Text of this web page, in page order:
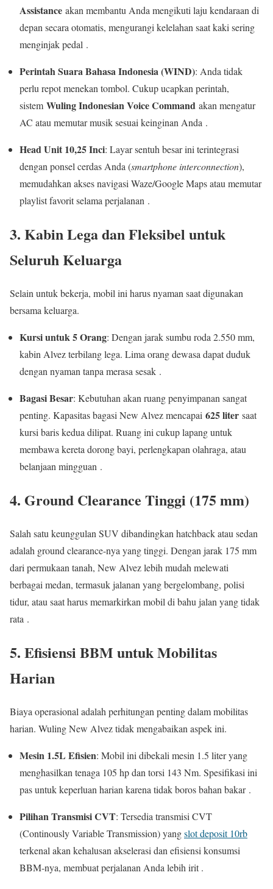
Assistance akan membantu Anda mengikuti laju kendaraan di
depan secara otomatis, mengurangi kelelahan saat kaki sering
menginjak pedal .
Perintah Suara Bahasa Indonesia (WIND): Anda tidak
perlu repot menekan tombol. Cukup ucapkan perintah,
sistem Wuling Indonesian Voice Command akan mengatur
AC atau memutar musik sesuai keinginan Anda .
Head Unit 10,25 Inci: Layar sentuh besar ini terintegrasi
dengan ponsel cerdas Anda (smartphone interconnection),
memudahkan akses navigasi Waze/Google Maps atau memutar
playlist favorit selama perjalanan .
3. Kabin Lega dan Fleksibel untuk
Seluruh Keluarga
Selain untuk bekerja, mobil ini harus nyaman saat digunakan
bersama keluarga.
Kursi untuk 5 Orang: Dengan jarak sumbu roda 2.550 mm,
kabin Alvez terbilang lega. Lima orang dewasa dapat duduk
dengan nyaman tanpa merasa sesak .
Bagasi Besar: Kebutuhan akan ruang penyimpanan sangat
penting. Kapasitas bagasi New Alvez mencapai 625 liter saat
kursi baris kedua dilipat. Ruang ini cukup lapang untuk
membawa kereta dorong bayi, perlengkapan olahraga, atau
belanjaan mingguan .
4. Ground Clearance Tinggi (175 mm)
Salah satu keunggulan SUV dibandingkan hatchback atau sedan
adalah ground clearance-nya yang tinggi. Dengan jarak 175 mm
dari permukaan tanah, New Alvez lebih mudah melewati
berbagai medan, termasuk jalanan yang bergelombang, polisi
tidur, atau saat harus memarkirkan mobil di bahu jalan yang tidak
rata .
5. Efisiensi BBM untuk Mobilitas
Harian
Biaya operasional adalah perhitungan penting dalam mobilitas
harian. Wuling New Alvez tidak mengabaikan aspek ini.
Mesin 1.5L Efisien: Mobil ini dibekali mesin 1.5 liter yang
menghasilkan tenaga 105 hp dan torsi 143 Nm. Spesifikasi ini
pas untuk keperluan harian karena tidak boros bahan bakar .
Pilihan Transmisi CVT: Tersedia transmisi CVT
(Continously Variable Transmission) yangslot deposit 10rb
terkenal akan kehalusan akselerasi dan efisiensi konsumsi
BBM-nya, membuat perjalanan Anda lebih irit .